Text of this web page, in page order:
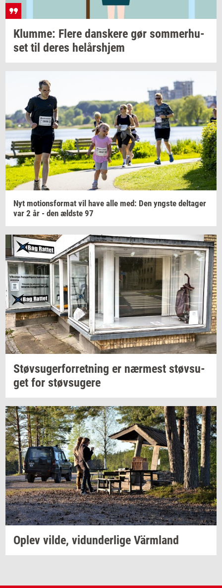
Klum­me: Flere dan­ske­re gør som­mer­hu­
set til deres helårs­hjem
Nyt mo­tions­for­mat vil have alle med: Den yng­ste del­ta­ger
var 2 år - den æld­ste 97
Støv­su­ger­for­ret­ning er nær­mest støv­su­
get for støv­su­ge­re
Oplev vilde, vi­dun­der­li­ge Värmland